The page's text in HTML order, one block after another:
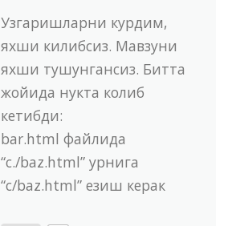
Узгаришларни курдим,
яхши килибсиз. Мавзуни
яхши тушунгансиз. Битта
жойида нукта колиб
кетибди:
bar.html файлида
“c./baz.html” урнига
“c/baz.html” езиш керак